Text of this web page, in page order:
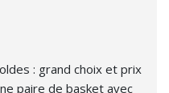
: grand choix et prix
paire de basket avec